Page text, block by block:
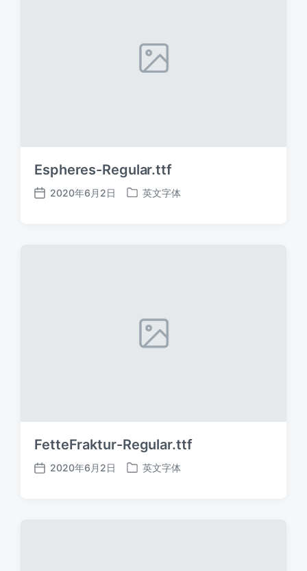
Espheres-Regular.ttf
发
2020年6月2日
发
英文字体
FetteFraktur-Regular.ttf
发
2020年6月2日
发
英文字体